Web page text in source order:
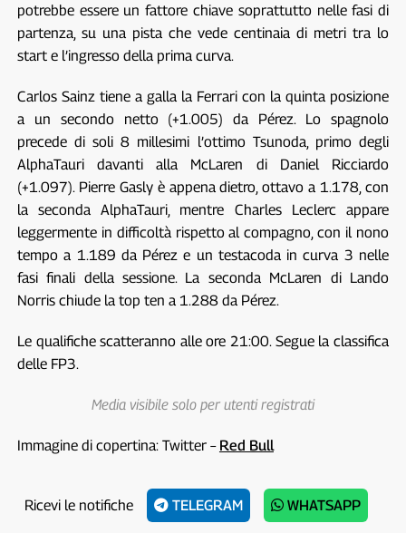
potrebbe essere un fattore chiave soprattutto nelle fasi di
partenza, su una pista che vede centinaia di metri tra lo
start e l’ingresso della prima curva.
Carlos Sainz tiene a galla la Ferrari con la quinta posizione
a un secondo netto (+1.005) da Pérez. Lo spagnolo
precede di soli 8 millesimi l’ottimo Tsunoda, primo degli
AlphaTauri davanti alla McLaren di Daniel Ricciardo
(+1.097). Pierre Gasly è appena dietro, ottavo a 1.178, con
la seconda AlphaTauri, mentre Charles Leclerc appare
leggermente in difficoltà rispetto al compagno, con il nono
tempo a 1.189 da Pérez e un testacoda in curva 3 nelle
fasi finali della sessione. La seconda McLaren di Lando
Norris chiude la top ten a 1.288 da Pérez.
Le qualifiche scatteranno alle ore 21:00. Segue la classifica
delle FP3.
Media visibile solo per utenti registrati
Immagine di copertina: Twitter – Red Bull
Ricevi le notifiche TELEGRAM WHATSAPP